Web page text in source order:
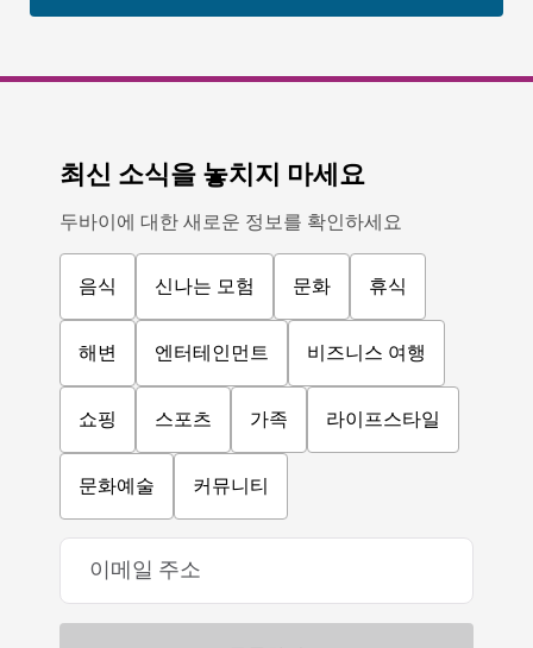
최신 소식을 놓치지 마세요
두바이에 대한 새로운 정보를 확인하세요
음식 신나는 모험 문화 휴식
해변 엔터테인먼트 비즈니스 여행
쇼핑 스포츠 가족 라이프스타일
문화예술 커뮤니티